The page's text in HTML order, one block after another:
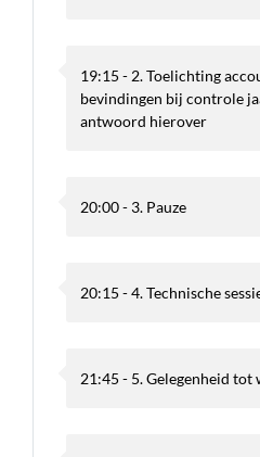
19:15 - 2. Toelichting
bevindingen bij controle
antwoord hierover
20:00 - 3. Pauze
20:15 - 4. Technische
21:45 - 5. Gelegenheid tot